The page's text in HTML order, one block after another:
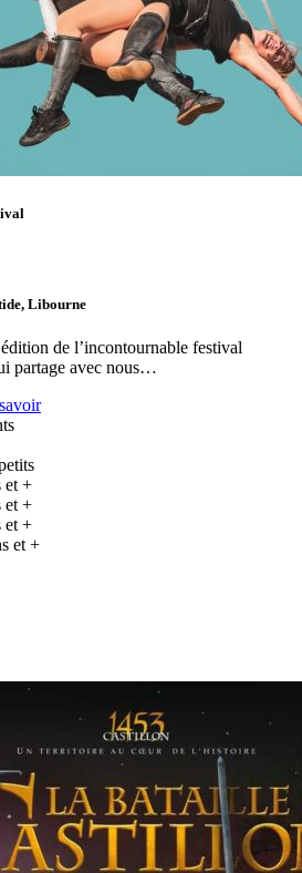
Libourne
édition de l’incontournable festival
partage avec nous…
et +
et +
et +
et +